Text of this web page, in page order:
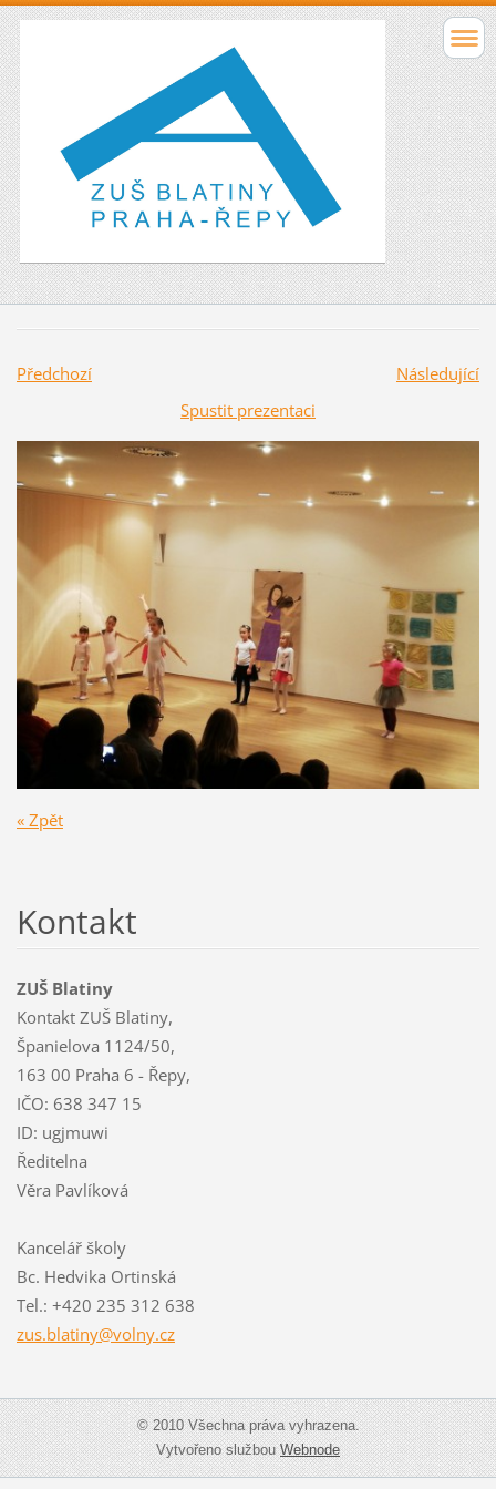
Předchozí
Následující
Spustit prezentaci
« Zpět
Kontakt
ZUŠ Blatiny
Kontakt ZUŠ Blatiny,
Španielova 1124/50,
163 00 Praha 6 - Řepy,
IČO: 638 347 15
ID: ugjmuwi
Ředitelna
Věra Pavlíková
Kancelář školy
Bc. Hedvika Ortinská
Tel.: +420 235 312 638
zus.blatiny@volny.cz
© 2010 Všechna práva vyhrazena.
Vytvořeno službouWebnode